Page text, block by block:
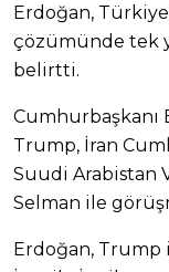
Erdoğan,
çözümünde tek
belirtti.
Cumhurbaşkanı
Trump, İran
Suudi Arabistan
Selman ile
Erdoğan, Trump